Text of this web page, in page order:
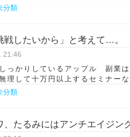
分類
戦したいから」と考えて…。
21:46
っかりしているアップル 副業
理して十万円以上するセミナー
分類
、たるみにはアンチエイジン